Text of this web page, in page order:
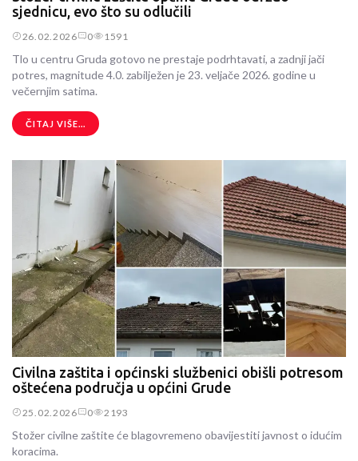
sjednicu, evo što su odlučili
26.02.2026 0 1591
Tlo u centru Gruda gotovo ne prestaje podrhtavati, a zadnji jači
potres, magnitude 4.0. zabilježen je 23. veljače 2026. godine u
večernjim satima.
ČITAJ VIŠE...
Civilna zaštita i općinski službenici obišli potresom
oštećena područja u općini Grude
25.02.2026 0 2193
Stožer civilne zaštite će blagovremeno obavijestiti javnost o idućim
koracima.